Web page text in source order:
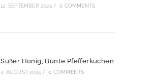
12. SEPTEMBER 2025 / 0 COMMENTS
Süßer Honig, Bunte Pfefferkuchen
4. AUGUST 2025 / 0 COMMENTS